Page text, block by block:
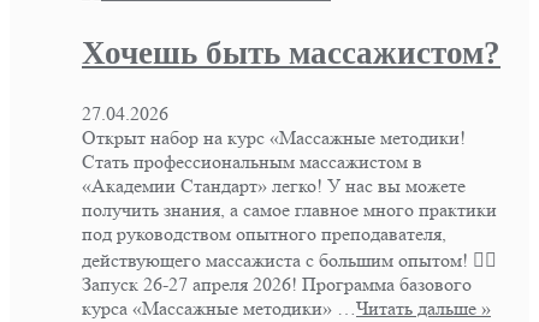
Хочешь быть массажистом?
27.04.2026
Открыт набор на курс «Массажные методики!
Стать профессиональным массажистом в
«Академии Стандарт» легко! У нас вы можете
получить знания, а самое главное много практики
под руководством опытного преподавателя,
действующего массажиста с большим опытом! 👍🏻
Запуск 26-27 апреля 2026! Программа базового
курса «Массажные методики» …Читать дальше »